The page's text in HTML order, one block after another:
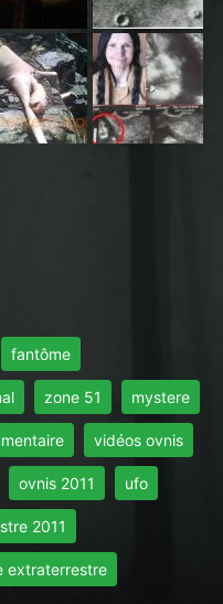
fantôme
zone 51 mystere
vidéos ovnis
ovnis 2011 ufo
2011
extraterrestre